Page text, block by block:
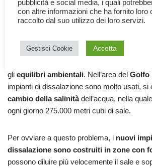
di mare da cui deriva.
presenta molte e diverse problematiche
gli equilibri ambientali. Nell’area del Golfo
impianti di dissalazione sono molto usati, si
cambio della salinitàdell’acqua, nella
ogni giorno 275.000 metri cubi di sale.
Per ovviare a questo problema, i nuovi
dissalazione sono costruiti in zone con
possono diluire più velocemente il sale e
pubblicità e social media, i quali
con altre informazioni che ha fornito loro
raccolto dal suo utilizzo dei loro servizi.
Gestisci Cookie Accetta